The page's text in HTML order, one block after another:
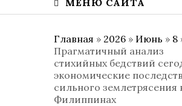
МЕНЮ САЙТА
Главная » 2026 » Июнь » 8
Прагматичный анализ
стихийных бедствий
экономические
сильного землетрясения
Филиппинах